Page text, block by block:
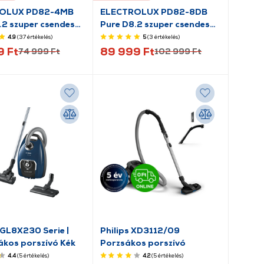
PD82-4MB
szuper csendes
porszívó
4.9(37értékelés)
Ft74 999 Ft
ELECTROLUX PD82-8DB
Pure D8.2 szuper csendes
porzsákos porszívó
5(3 értékelés)
89 999 Ft102 999 Ft
Serie |
porszívó Kék
4.4(5értékelés)
Philips XD3112/09
Porzsákos porszívó
4.2(5értékelés)